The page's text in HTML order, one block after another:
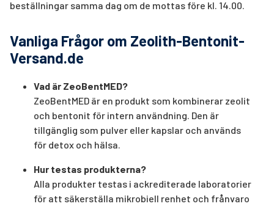
beställningar samma dag om de mottas före kl. 14.00.
Vanliga Frågor om Zeolith-Bentonit-
Versand.de
Vad är ZeoBentMED?
ZeoBentMED är en produkt som kombinerar zeolit
och bentonit för intern användning. Den är
tillgänglig som pulver eller kapslar och används
för detox och hälsa.
Hur testas produkterna?
Alla produkter testas i ackrediterade laboratorier
för att säkerställa mikrobiell renhet och frånvaro